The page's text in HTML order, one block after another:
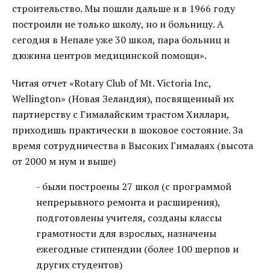
строительство. Мы пошли дальше и в 1966 году
построили не только школу, но и больницу. А
сегодня в Непале уже 30 школ, пара больниц и
дюжина центров медицинской помощи».
Читая отчет «Rotary Club of Mt. Victoria Inc,
Wellington» (Новая Зеландия), посвященный их
партнерству с Гималайским трастом Хиллари,
приходишь практически в шоковое состояние. За
время сотрудничества в Высоких Гималаях (высота
от 2000 м нум и выше)
- были построены 27 школ (с программой
непрерывного ремонта и расширения),
подготовлены учителя, созданы классы
грамотности для взрослых, назначены
ежегодные стипендии (более 100 шерпов и
других студентов)